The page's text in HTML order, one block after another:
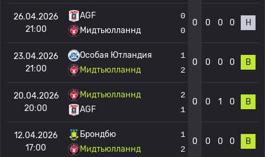
26.04.2026
21:00
AGF
Мидтьюлланнд
0
0
0 0 0 0 Н
23.04.2026
21:00
Особая Ютландия
Мидтьюлланнд
1
2
0 0 0 0 В
20.04.2026
20:00
Мидтьюлланнд
AGF
2
1
0 0 1 0 В
12.04.2026
17:00
Брондбю
Мидтьюлланнд
1
2
0 0 0 0 В